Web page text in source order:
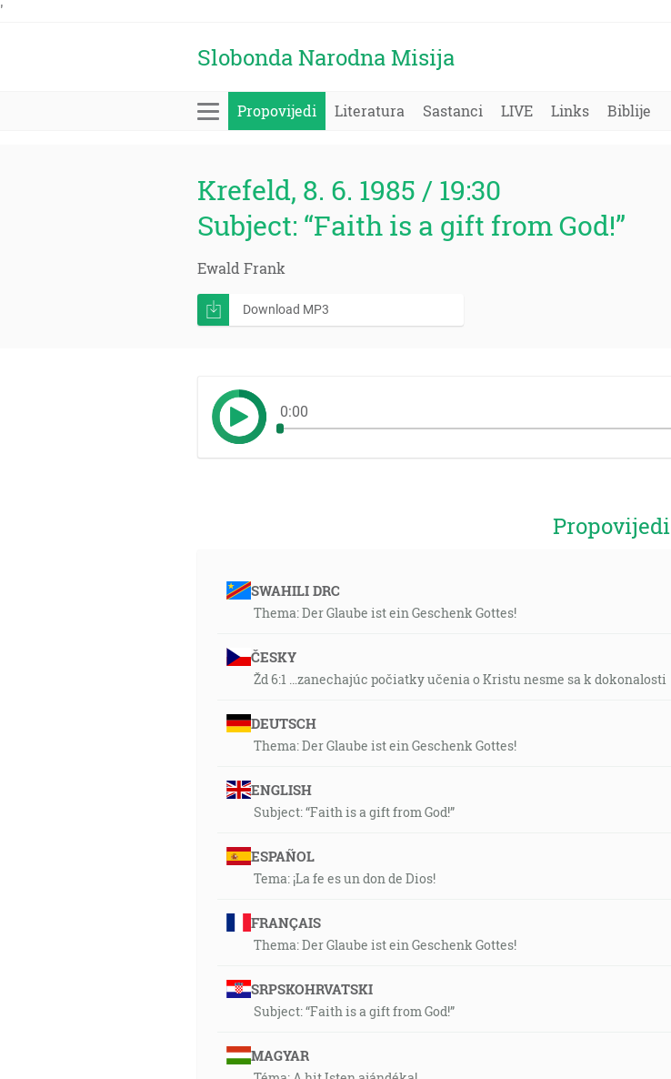
'
Slobonda Narodna Misija
Propovijedi Literatura Sastanci LIVE Links Biblije
Krefeld, 8. 6. 1985 / 19:30
Subject: “Faith is a gift from God!”
Ewald Frank
Download MP3
0:00
Propovijedi
SWAHILI DRC
Thema: Der Glaube ist ein Geschenk Gottes!
ČESKY
Žd 6:1 …zanechajúc počiatky učenia o Kristu nesme sa k dokonalosti
DEUTSCH
Thema: Der Glaube ist ein Geschenk Gottes!
ENGLISH
Subject: “Faith is a gift from God!”
ESPAÑOL
Tema: ¡La fe es un don de Dios!
FRANÇAIS
Thema: Der Glaube ist ein Geschenk Gottes!
SRPSKOHRVATSKI
Subject: “Faith is a gift from God!”
MAGYAR